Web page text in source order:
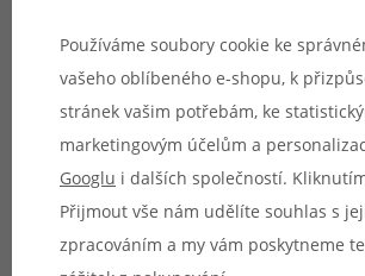
Mohlo by se vám
Sada O-kroužků / těsnění 5x1 mm
atomizéry a e-cigarety. Průměr o-kroužku 5
Používáme soubory cookie ke
vašeho oblíbeného e-shopu, k
stránek vašim potřebám, ke
marketingovým účelům a
Googlu i dalších společností.
Přijmout vše nám udělíte souhlas s
zpracováním a my vám poskytneme